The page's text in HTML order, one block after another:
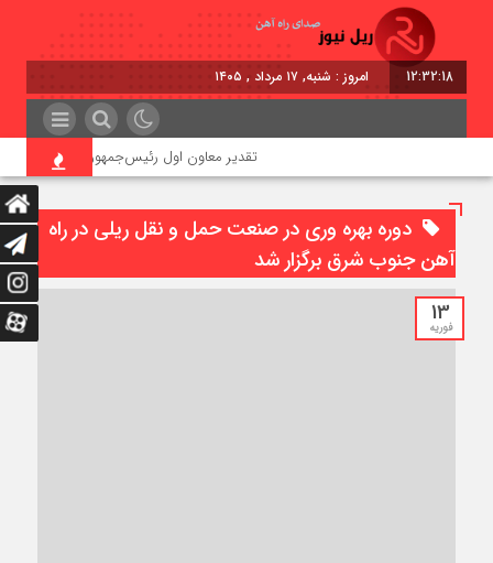
12:32:18 امروز : شنبه, ۱۷ مرداد , ۱۴۰۵
تقدیر معاون اول رئیس‌جمهور از مدیرعامل
دوره بهره وري در صنعت حمل و نقل ريلي در راه
آهن جنوب شرق برگزار شد
13
فوریه